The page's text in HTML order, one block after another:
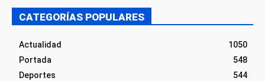
CATEGORÍAS POPULARES
Actualidad
1050
Portada
548
Deportes
544